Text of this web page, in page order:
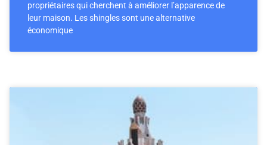
propriétaires qui cherchent à améliorer l’apparence de
leur maison. Les shingles sont une alternative
économique